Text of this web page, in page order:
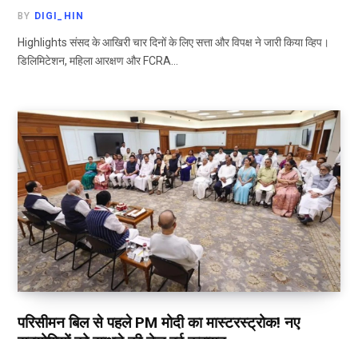
BY DIGI_HIN
Highlights संसद के आखिरी चार दिनों के लिए सत्ता और विपक्ष ने जारी किया व्हिप।
डिलिमिटेशन, महिला आरक्षण और FCRA…
परिसीमन बिल से पहले PM मोदी का मास्टरस्ट्रोक! नए